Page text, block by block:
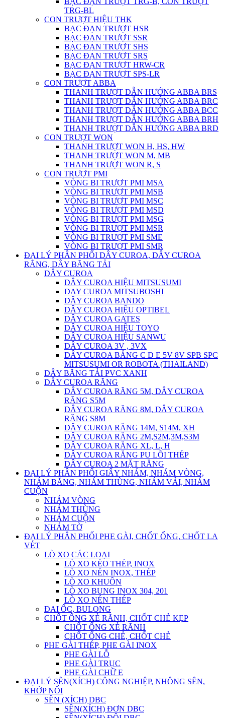
TRG-BL
CON TRƯỢT HIỆU THK
BẠC ĐẠN TRƯỢT HSR
BẠC ĐẠN TRƯỢT SSR
BẠC ĐẠN TRƯỢT SHS
BẠC ĐẠN TRƯỢT SRS
BẠC ĐẠN TRƯỢT HRW-CR
BẠC ĐẠN TRƯỢT SPS-LR
CON TRƯỢT ABBA
THANH TRƯỢT DẪN HƯỚNG ABBA BRS
THANH TRƯỢT DẪN HƯỚNG ABBA BRC
THANH TRƯỢT DẪN HƯỚNG ABBA BCC
THANH TRƯỢT DẪN HƯỚNG ABBA BRH
THANH TRƯỢT DẪN HƯỚNG ABBA BRD
CON TRƯỢT WON
THANH TRƯỢT WON H, HS, HW
THANH TRƯỢT WON M, MB
THANH TRƯỢT WON R, S
CON TRƯỢT PMI
VÒNG BI TRƯỢT PMI MSA
VÒNG BI TRƯỢT PMI MSB
VÒNG BI TRƯỢT PMI MSC
VÒNG BI TRƯỢT PMI MSD
VÒNG BI TRƯỢT PMI MSG
VÒNG BI TRƯỢT PMI MSR
VÒNG BI TRƯỢT PMI SME
VÒNG BI TRƯỢT PMI SMR
ĐẠI LÝ PHÂN PHỐI DÂY CUROA, DÂY CUROA
RĂNG, DÂY BĂNG TẢI
DÂY CUROA
DÂY CUROA HIỆU MITSUSUMI
DAY CUROA MITSUBOSHI
DÂY CUROA BANDO
DÂY CUROA HIỆU OPTIBEL
DÂY CUROA GATES
DÂY CUROA HIỆU TOYO
DÂY CUROA HIỆU SANWU
DÂY CUROA 3V , 3VX
DÂY CUROA BẢNG C D E 5V 8V SPB SPC
MITSUSUMI OR ROBOTA (THAILAND)
DÂY BĂNG TẢI PVC XANH
DÂY CUROA RĂNG
DÂY CUROA RĂNG 5M, DÂY CUROA
RĂNG S5M
DÂY CUROA RĂNG 8M, DÂY CUROA
RĂNG S8M
DÂY CUROA RĂNG 14M, S14M, XH
DÂY CUROA RĂNG 2M,S2M,3M,S3M
DÂY CUROA RĂNG XL, L, H
DÂY CUROA RĂNG PU LÕI THÉP
DÂY CUROA 2 MẶT RĂNG
ĐẠI LÝ PHÂN PHỐI GIẤY NHÁM, NHÁM VÒNG,
NHÁM BĂNG, NHÁM THÙNG, NHÁM VẢI, NHÁM
CUỘN
NHÁM VÒNG
NHÁM THÙNG
NHÁM CUỘN
NHÁM TỜ
ĐẠI LÝ PHÂN PHỐI PHE GÀI, CHỐT ỐNG, CHỐT LA
VÉT
LÒ XO CÁC LOẠI
LÒ XO KÉO THÉP, INOX
LÒ XO NÉN INOX, THÉP
LÒ XO KHUÔN
LÒ XO BUNG INOX 304, 201
LÒ XO NÉN THÉP
ĐAI ỐC, BULONG
CHỐT ỐNG XẺ RÃNH, CHỐT CHẺ KẸP
CHỐT ỐNG XẺ RÃNH
CHỐT ỐNG CHẺ, CHỐT CHẺ
PHE GÀI THÉP, PHE GÀI INOX
PHE GÀI LỖ
PHE GÀI TRỤC
PHE GÀI CHỮ E
ĐẠI LÝ SÊN(XÍCH) CÔNG NGHIỆP, NHÔNG SÊN,
KHỚP NỐI
SÊN (XÍCH) DBC
SÊN(XÍCH) ĐƠN DBC